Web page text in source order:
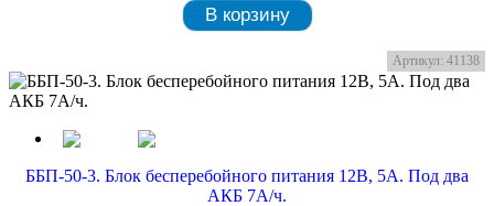
В корзину
Артикул: 41138
ББП-50-3. Блок бесперебойного питания 12В, 5А. Под два
АКБ 7А/ч.